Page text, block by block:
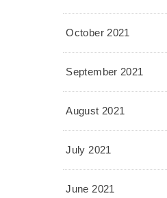
October 2021
September 2021
August 2021
July 2021
June 2021